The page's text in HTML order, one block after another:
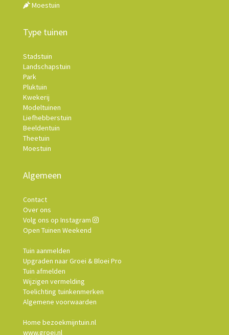
Moestuin
Type tuinen
Stadstuin
Landschapstuin
Park
Pluktuin
Kwekerij
Modeltuinen
Liefhebberstuin
Beeldentuin
Theetuin
Moestuin
Algemeen
Contact
Over ons
Volg ons op Instagram
Open Tuinen Weekend
Tuin aanmelden
Upgraden naar Groei & Bloei Pro
Tuin afmelden
Wijzigen vermelding
Toelichting tuinkenmerken
Algemene voorwaarden
Home bezoekmijntuin.nl
www.groei.nl